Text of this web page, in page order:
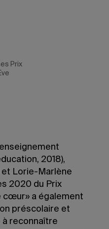
Prix
2018),
et Lorie-Marlène
2020 du Prix
cœur» a également
préscolaire et
à reconnaître